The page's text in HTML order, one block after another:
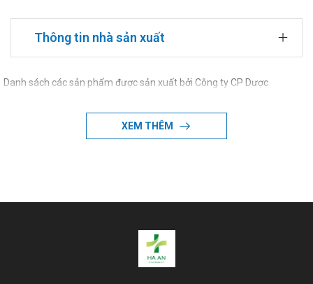
Thông tin nhà sản xuất
Danh sách các sản phẩm được sản xuất bởi Công ty CP Dược
XEM THÊM